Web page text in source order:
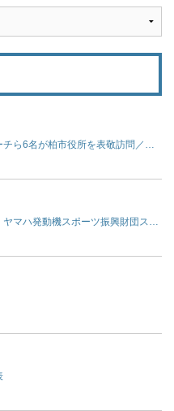
が柏市役所を表敬訪問／パラリンピック
機スポーツ振興財団スポーツチャレンジ賞